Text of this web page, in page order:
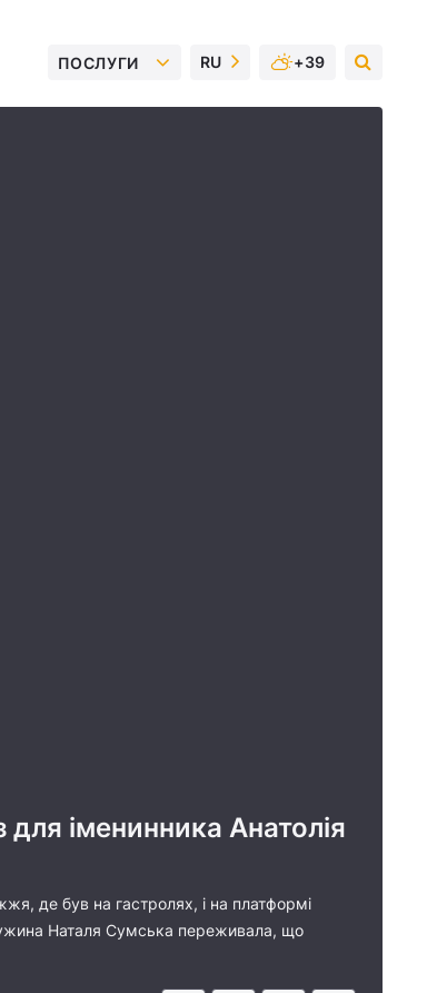
ПОСЛУГИ RU +39
іменинника Анатолія
де був на гастролях, і на платформі
Наталя Сумська переживала, що